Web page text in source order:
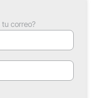
tu correo?